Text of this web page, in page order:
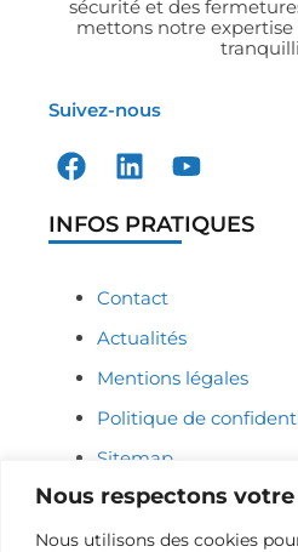
Nous respectons
Nous utilisons des cookies
sécurité et des
mettons notre expertise
Suivez-nous
INFOS PRATIQUES
Contact
Actualités
Mentions légales
Politique de
Sitemap
COORDONNÉES